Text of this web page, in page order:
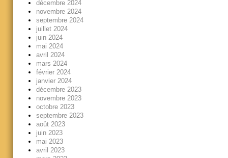
décembre 2024
novembre 2024
septembre 2024
juillet 2024
juin 2024
mai 2024
avril 2024
mars 2024
février 2024
janvier 2024
décembre 2023
novembre 2023
octobre 2023
septembre 2023
août 2023
juin 2023
mai 2023
avril 2023